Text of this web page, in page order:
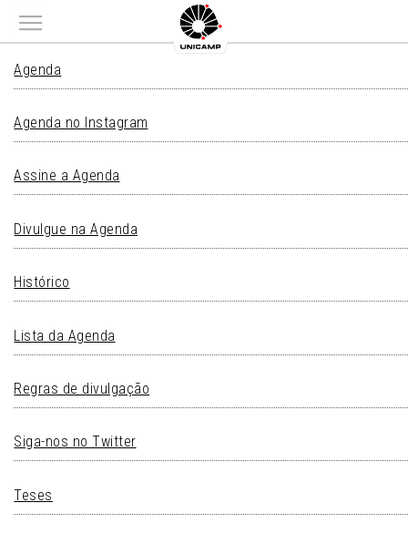
Main menu
AGENDA
Agenda
Agenda no Instagram
Assine a Agenda
Divulgue na Agenda
Histórico
Lista da Agenda
Regras de divulgação
Siga-nos no Twitter
Teses